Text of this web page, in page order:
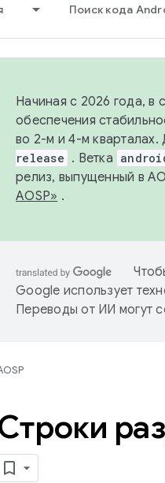
Поиск кода
Начиная с 2026 года, в
обеспечения
во 2-м и 4-м кварталах.
release . Ветка
релиз, выпущенный в
AOSP» .
Google использует
Переводы от ИИ могут